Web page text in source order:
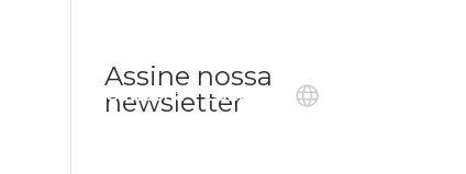
Ouvidoria Contato
Assine nossa
newsletter